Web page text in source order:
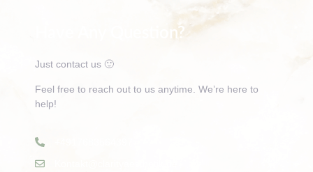
Have Any Question?
Just contact us 🙂
Feel free to reach out to us anytime. We’re here to
help!